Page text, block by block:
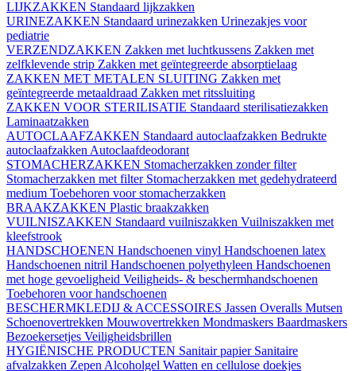
LIJKZAKKEN Standaard lijkzakken
URINEZAKKEN Standaard urinezakken Urinezakjes voor
pediatrie
VERZENDZAKKEN Zakken met luchtkussens Zakken met
zelfklevende strip Zakken met geïntegreerde absorptielaag
ZAKKEN MET METALEN SLUITING Zakken met
geïntegreerde metaaldraad Zakken met ritssluiting
ZAKKEN VOOR STERILISATIE Standaard sterilisatiezakken
Laminaatzakken
AUTOCLAAFZAKKEN Standaard autoclaafzakken Bedrukte
autoclaafzakken Autoclaafdeodorant
STOMACHERZAKKEN Stomacherzakken zonder filter
Stomacherzakken met filter Stomacherzakken met gedehydrateerd
medium Toebehoren voor stomacherzakken
BRAAKZAKKEN Plastic braakzakken
VUILNISZAKKEN Standaard vuilniszakken Vuilniszakken met
kleefstrook
HANDSCHOENEN Handschoenen vinyl Handschoenen latex
Handschoenen nitril Handschoenen polyethyleen Handschoenen
met hoge gevoeligheid Veiligheids- & beschermhandschoenen
Toebehoren voor handschoenen
BESCHERMKLEDIJ & ACCESSOIRES Jassen Overalls Mutsen
Schoenovertrekken Mouwovertrekken Mondmaskers Baardmaskers
Bezoekersetjes Veiligheidsbrillen
HYGIËNISCHE PRODUCTEN Sanitair papier Sanitaire
afvalzakken Zepen Alcoholgel Watten en cellulose doekjes